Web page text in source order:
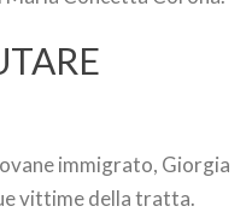
immigrato, Giorgia
vittime della tratta.